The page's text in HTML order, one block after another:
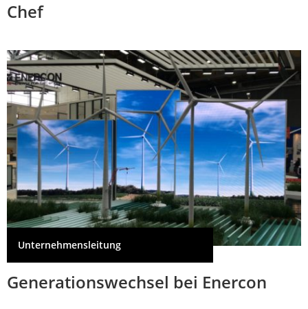
Chef
Unternehmensleitung
Generationswechsel bei Enercon